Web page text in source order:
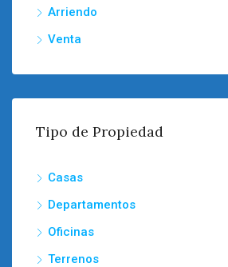
Arriendo
Venta
Tipo de Propiedad
Casas
Departamentos
Oficinas
Terrenos